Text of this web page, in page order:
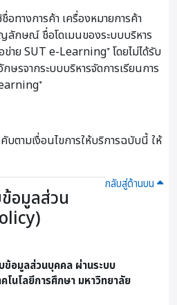
ทางการค้า เครื่องหมายการค้า
ลักษณ์ ชื่อโดเมนของระบบบริหาร
าย SUT e-Learning⁺ โดยไม่ได้รับ
รจากระบบบริหารจัดการเรียนการ
ตามเงื่อนไขการให้บริการฉบับนี้ ให้
กลับสู่ด้านบน
อมูลส่วน
ข้อมูลส่วนบุคคล ผ่านระบบ
โนโลยีการศึกษา มหาวิทยาลัย